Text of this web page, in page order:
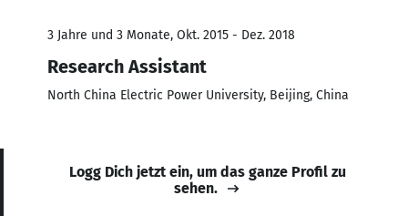
3 Jahre und 3 Monate, Okt. 2015 - Dez. 2018
Research Assistant
North China Electric Power University, Beijing, China
Logg Dich jetzt ein, um das ganze Profil zu
sehen.